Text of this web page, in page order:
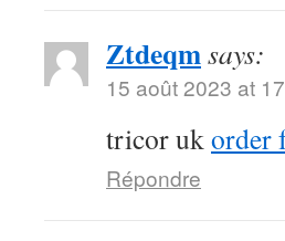
Ztdeqmsays:
15 août 2023 at
tricor ukorder
Répondre